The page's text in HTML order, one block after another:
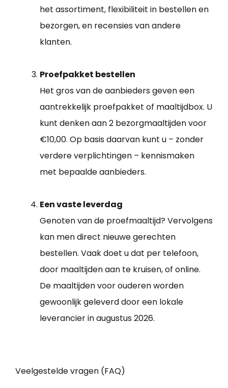
het assortiment, flexibiliteit in bestellen en
bezorgen, en recensies van andere
klanten.
Proefpakket bestellen
Het gros van de aanbieders geven een
aantrekkelijk proefpakket of maaltijdbox. U
kunt denken aan 2 bezorgmaaltijden voor
€10,00. Op basis daarvan kunt u – zonder
verdere verplichtingen – kennismaken
met bepaalde aanbieders.
Een vaste leverdag
Genoten van de proefmaaltijd? Vervolgens
kan men direct nieuwe gerechten
bestellen. Vaak doet u dat per telefoon,
door maaltijden aan te kruisen, of online.
De maaltijden voor ouderen worden
gewoonlijk geleverd door een lokale
leverancier in augustus 2026.
Veelgestelde vragen (FAQ)